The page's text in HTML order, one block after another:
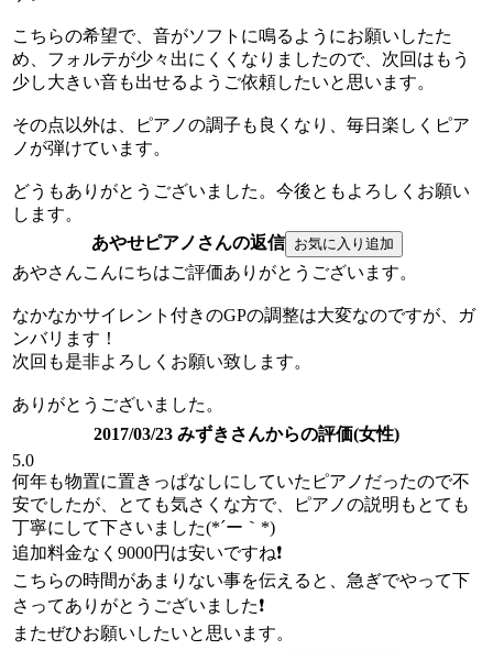
こちらの希望で、音がソフトに鳴るようにお願いしたた
め、フォルテが少々出にくくなりましたので、次回はもう
少し大きい音も出せるようご依頼したいと思います。
その点以外は、ピアノの調子も良くなり、毎日楽しくピア
ノが弾けています。
どうもありがとうございました。今後ともよろしくお願い
します。
あやせピアノさんの返信
あやさんこんにちはご評価ありがとうございます。
なかなかサイレント付きのGPの調整は大変なのですが、ガ
ンバリます！
次回も是非よろしくお願い致します。
ありがとうございました。
2017/03/23 みずきさんからの評価(女性)
5.0
何年も物置に置きっぱなしにしていたピアノだったので不
安でしたが、とても気さくな方で、ピアノの説明もとても
丁寧にして下さいました(*´ー｀*)
追加料金なく9000円は安いですね❗
こちらの時間があまりない事を伝えると、急ぎでやって下
さってありがとうございました❗
またぜひお願いしたいと思います。